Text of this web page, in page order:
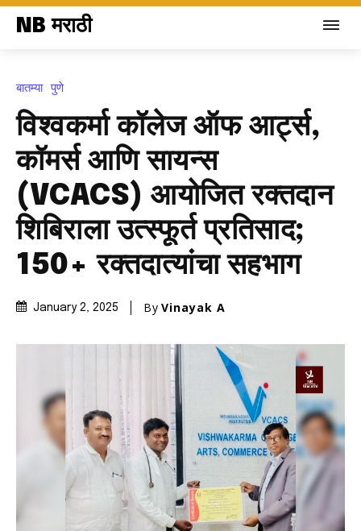
NB मराठी
बातम्या पुणे
विश्वकर्मा कॉलेज ऑफ आर्ट्स,
कॉमर्स आणि सायन्स
(VCACS) आयोजित रक्तदान
शिबिराला उत्स्फूर्त प्रतिसाद;
150+ रक्तदात्यांचा सहभाग
January 2, 2025 By Vinayak A